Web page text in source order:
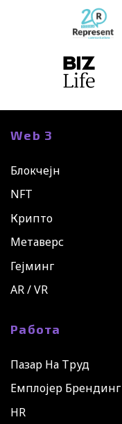
Web 3
Блокчејн
NFT
Крипто
Метаверс
Гејминг
AR / VR
Работа
Пазар На Труд
Емплојер Брендинг
HR